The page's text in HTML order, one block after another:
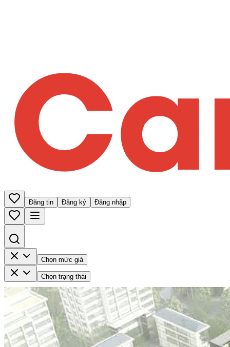
Đăng tin Đăng ký Đăng nhập
Chọn mức giá
Chọn trạng thái